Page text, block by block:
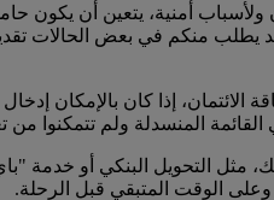
أمنية، يتعين أن يكون
يطلب منكم في بعض الحالات
الائتمان، إذا كان بالإمكان
المنسدلة ولم تتمكنوا
مثل التحويل البنكي أو خدمة
وعلى الوقت المتبقي قبل الرحلة.